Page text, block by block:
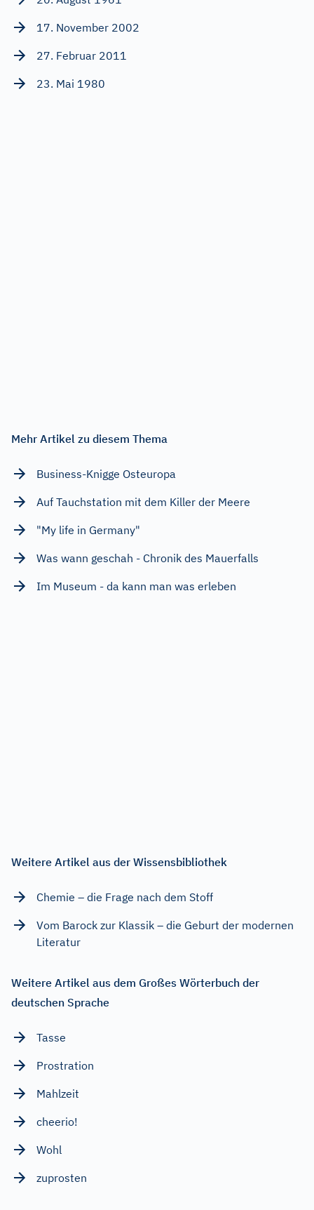
17. November 2002
27. Februar 2011
23. Mai 1980
Mehr Artikel zu diesem Thema
Business-Knigge Osteuropa
Auf Tauchstation mit dem Killer der Meere
"My life in Germany"
Was wann geschah - Chronik des Mauerfalls
Im Museum - da kann man was erleben
Weitere Artikel aus der Wissensbibliothek
Chemie – die Frage nach dem Stoff
Vom Barock zur Klassik – die Geburt der modernen
Literatur
Weitere Artikel aus dem Großes Wörterbuch der
deutschen Sprache
Tasse
Prostration
Mahlzeit
cheerio!
Wohl
zuprosten